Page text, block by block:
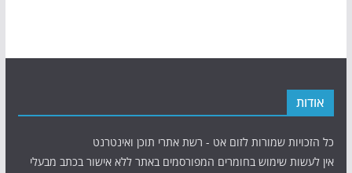
אודות
כל הזכויות שמורות לזום אט - רשת אתרי תוכן ואינטרנט
אין לעשות שימוש בחומרים המפורסמים באתר ללא אישור בכתב מבעלי